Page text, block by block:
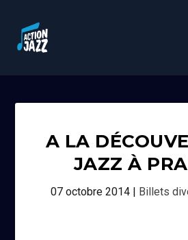
A LA
JAZZ À
07 octobre 2014| Billets